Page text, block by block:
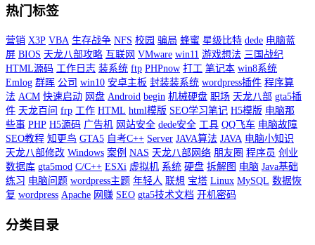
热门标签
营销 X3P VBA 生存战争 NFS 校园 骗局 蜂蜜 星级比特 dede 电脑蓝
屏 BIOS 天龙八部攻略 互联网 VMware win11 游戏想法 三国战纪
HTML源码 工作日志 装系统 ftp PHPnow 打工 笔记本 win8系统
Emlog 群晖 公司 win10 安卓主板 封装装系统 wordpress插件 程序算
法 ACM 快速启动 网盘 Android begin 机械硬盘 职场 天龙八部 gta5插
件 天龙百问 frp 工作 HTML html模版 SEO学习笔记 H5模版 电脑那
些事 PHP H5源码 广告机 网站安全 dede安全 工具 QQ飞车 电脑故障
SEO教程 知更鸟 GTA5 自考C++ Server JAVA算法 JAVA 电脑小知识
天龙八部修改 Windows 案例 NAS 天龙八部网络 朋友圈 程序员 创业
数据库 gta5mod C/C++ ESXi 虚拟机 系统 硬盘 拆解图 电脑 Java基础
练习 电脑问题 wordpress主题 年轻人 联想 宝塔 Linux MySQL 数据恢
复 wordpress Apache 网赚 SEO gta5技术文档 开机密码
分类目录